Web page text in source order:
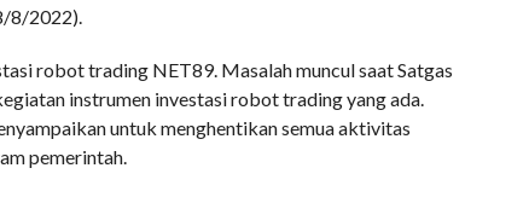
8/2022).
robot trading NET89. Masalah muncul saat Satgas
instrumen investasi robot trading yang ada.
untuk menghentikan semua aktivitas
pemerintah.